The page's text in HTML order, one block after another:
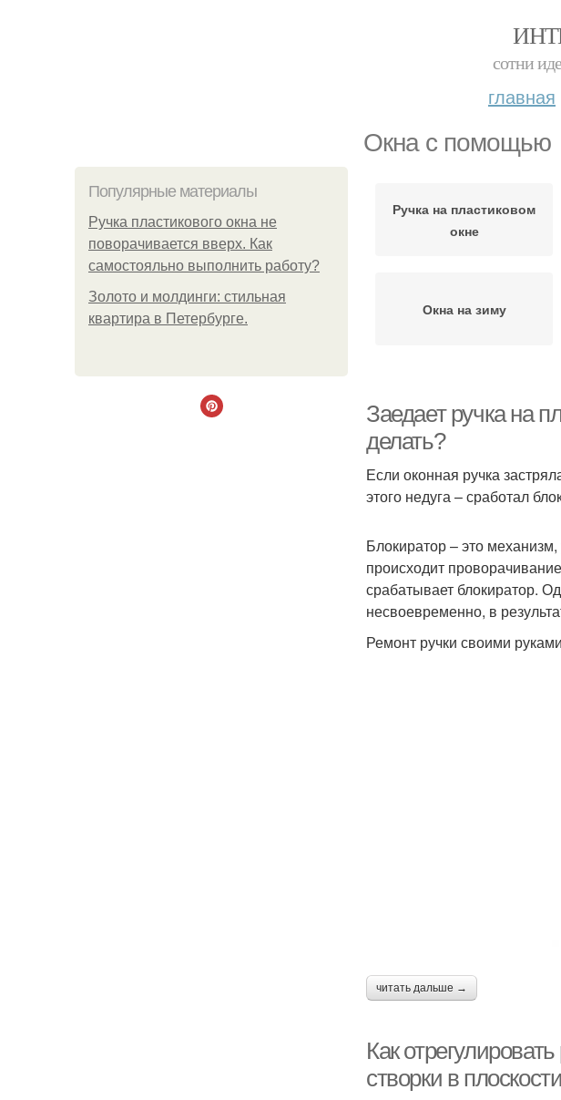
сотни
главная
Окна с помощью
Популярные материалы
Ручка пластикового окна не
поворачивается вверх. Как
самостояльно выполнить работу?
Золото и молдинги: стильная
квартира в Петербурге.
Ручка на пластиковом
окне
Окна на зиму
Заедает ручка на
делать?
Если оконная ручка
этого недуга – сработал
Блокиратор – это
происходит
срабатывает блокиратор.
несвоевременно, в
Ремонт ручки своими
читать дальше →
Как
створки в